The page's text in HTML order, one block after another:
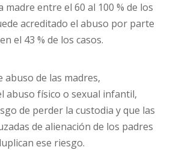
madre entre el 60 al 100 % de los
acreditado el abuso por parte
el 43 % de los casos.
abuso de las madres,
abuso físico o sexual infantil,
de perder la custodia y que las
de alienación de los padres
ese riesgo.